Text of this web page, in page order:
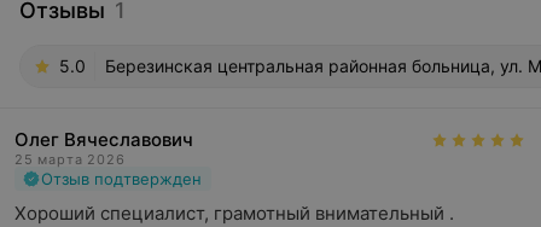
Отзывы 1
5.0 Березинская центральная районная больница, ул.
Олег Вячеславович
25 марта 2026
Отзыв подтвержден
Хороший специалист, грамотный внимательный .